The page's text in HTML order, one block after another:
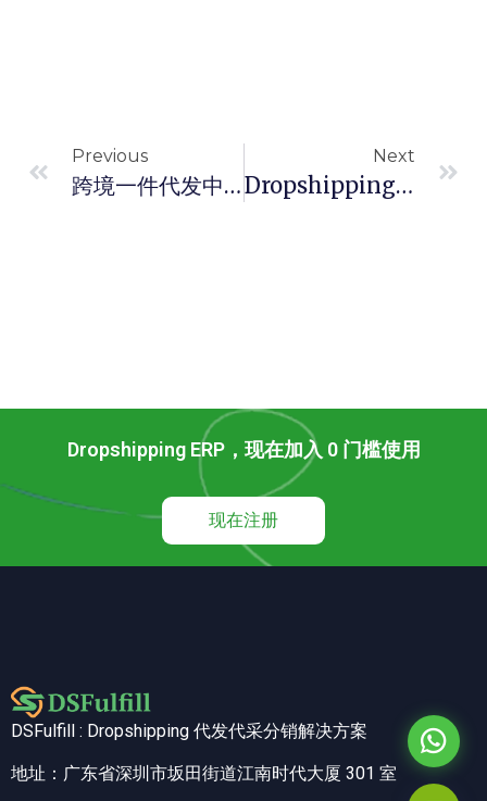
Previous
跨境一件代发中最容易忽视的五大细节
Next
Dropshipping Agent 也能轻松拥有产品目录
Dropshipping ERP，现在加入 0 门槛使用
现在注册
DSFulfill : Dropshipping 代发代采分销解决方案
地址：广东省深圳市坂田街道江南时代大厦 301 室